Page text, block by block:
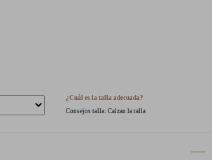
¿Cuál es la talla adecuada?
Consejos talla: Calzan la talla